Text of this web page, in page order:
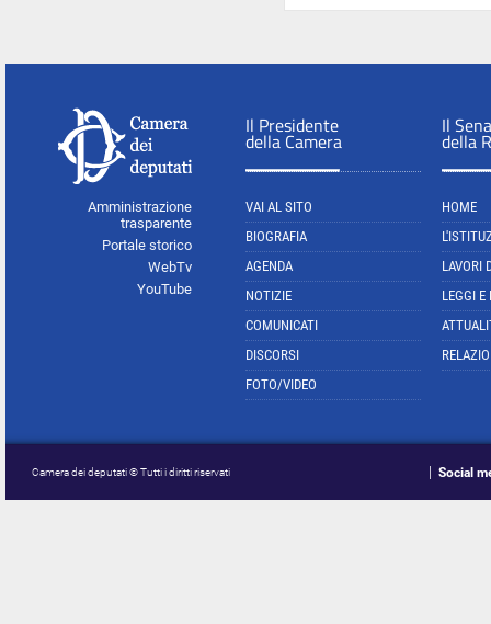
Amministrazione
trasparente
Portale storico
WebTv
YouTube
Il Presidente
della Camera
VAI AL SITO
BIOGRAFIA
AGENDA
NOTIZIE
COMUNICATI
DISCORSI
FOTO/VIDEO
Il
della
HOME
LAVORI
LEGGI E
Camera dei deputati © Tutti i diritti riservati Social